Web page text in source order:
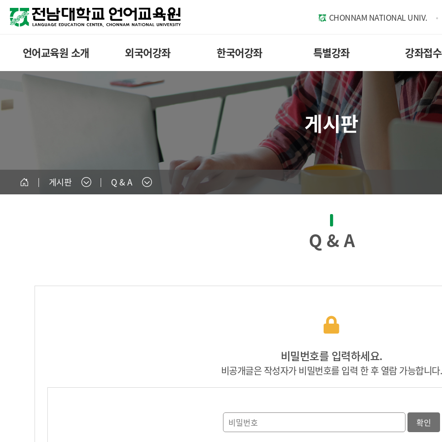
CHONNAM NATIONAL UNIV.
언어교육원 소개 외국어강좌 한국어강좌 특별강좌 강좌접수
게시판 Q & A
게시판
Q & A
비밀번호를 입력하세요.
비공개글은 작성자가 비밀번호를 입력 한 후 열람 가능합니다.